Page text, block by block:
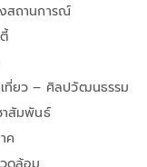
สถานการณ์
ที่ยว – ศิลปวัฒนธรรม
าสัมพันธ์
ค